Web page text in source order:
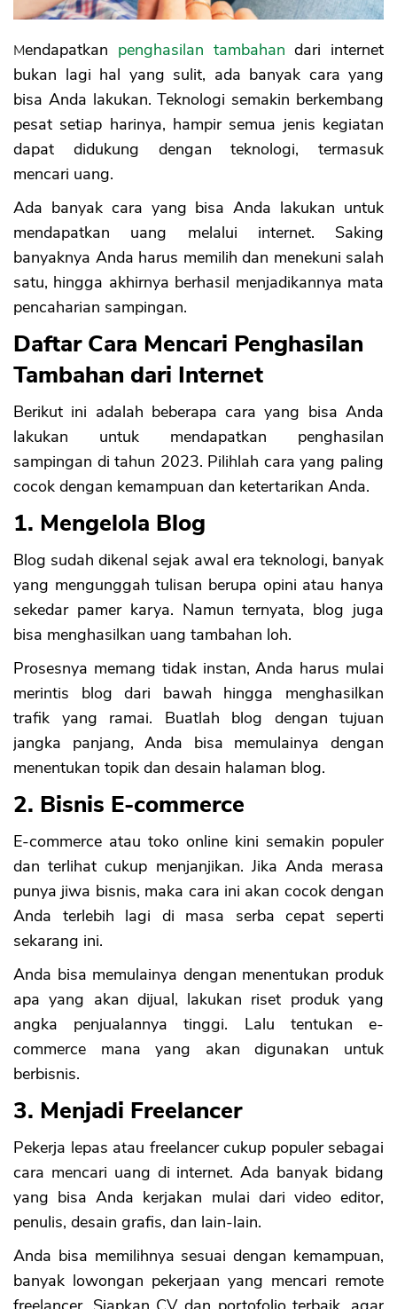
Mendapatkan penghasilan tambahan dari internet
bukan lagi hal yang sulit, ada banyak cara yang
bisa Anda lakukan. Teknologi semakin berkembang
pesat setiap harinya, hampir semua jenis kegiatan
dapat didukung dengan teknologi, termasuk
mencari uang.
Ada banyak cara yang bisa Anda lakukan untuk
mendapatkan uang melalui internet. Saking
banyaknya Anda harus memilih dan menekuni salah
satu, hingga akhirnya berhasil menjadikannya mata
pencaharian sampingan.
Daftar Cara Mencari Penghasilan
Tambahan dari Internet
Berikut ini adalah beberapa cara yang bisa Anda
lakukan untuk mendapatkan penghasilan
sampingan di tahun 2023. Pilihlah cara yang paling
cocok dengan kemampuan dan ketertarikan Anda.
1. Mengelola Blog
Blog sudah dikenal sejak awal era teknologi, banyak
yang mengunggah tulisan berupa opini atau hanya
sekedar pamer karya. Namun ternyata, blog juga
bisa menghasilkan uang tambahan loh.
Prosesnya memang tidak instan, Anda harus mulai
merintis blog dari bawah hingga menghasilkan
trafik yang ramai. Buatlah blog dengan tujuan
jangka panjang, Anda bisa memulainya dengan
menentukan topik dan desain halaman blog.
2. Bisnis E-commerce
E-commerce atau toko online kini semakin populer
dan terlihat cukup menjanjikan. Jika Anda merasa
punya jiwa bisnis, maka cara ini akan cocok dengan
Anda terlebih lagi di masa serba cepat seperti
sekarang ini.
Anda bisa memulainya dengan menentukan produk
apa yang akan dijual, lakukan riset produk yang
angka penjualannya tinggi. Lalu tentukan e-
commerce mana yang akan digunakan untuk
berbisnis.
3. Menjadi Freelancer
Pekerja lepas atau freelancer cukup populer sebagai
cara mencari uang di internet. Ada banyak bidang
yang bisa Anda kerjakan mulai dari video editor,
penulis, desain grafis, dan lain-lain.
Anda bisa memilihnya sesuai dengan kemampuan,
banyak lowongan pekerjaan yang mencari remote